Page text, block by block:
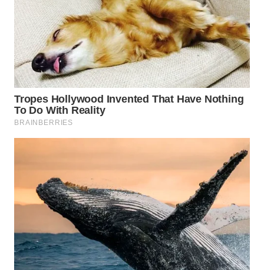
WN
BEKASI
WN
BOGOR
WN
DEPOK
UTARA
WN
WN
PADANG